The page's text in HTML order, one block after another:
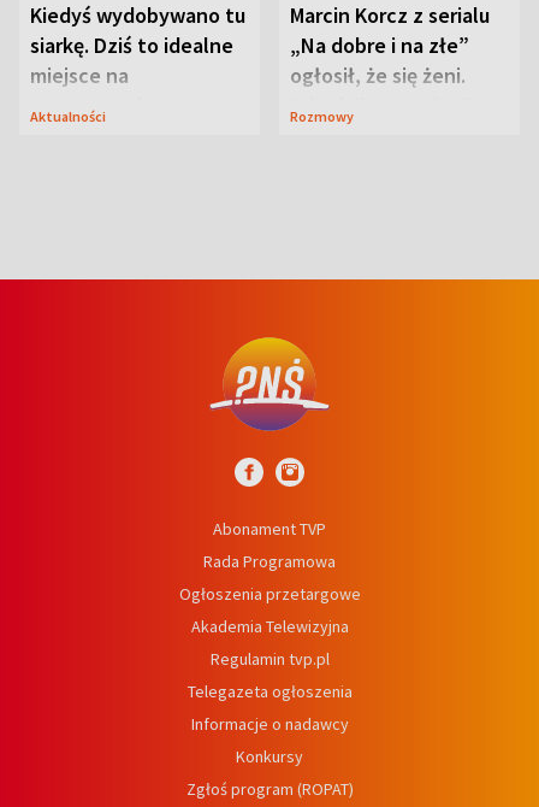
Kiedyś wydobywano tu
siarkę. Dziś to idealne
miejsce na
wypoczynek
Aktualności
Marcin Korcz z serialu
„Na dobre i na złe”
ogłosił, że się żeni.
Zdradził, co zmienił
Rozmowy
Abonament TVP
Rada Programowa
Ogłoszenia przetargowe
Akademia Telewizyjna
Regulamin tvp.pl
Telegazeta ogłoszenia
Informacje o nadawcy
Konkursy
Zgłoś program (ROPAT)